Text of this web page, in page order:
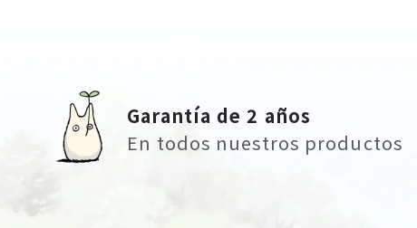
Garantía de 2 años
En todos nuestros productos